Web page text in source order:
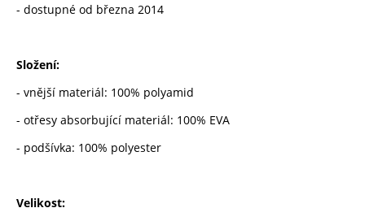
- dostupné od března 2014
Složení:
- vnější materiál: 100% polyamid
- otřesy absorbující materiál: 100% EVA
- podšívka: 100% polyester
Velikost: